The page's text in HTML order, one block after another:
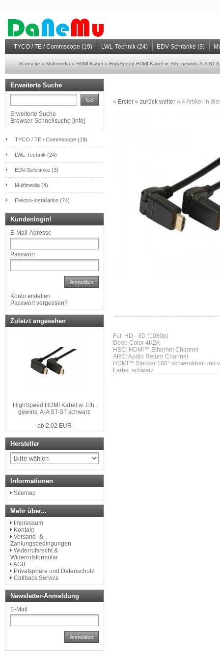
TYCO / TE / Commscope (19) LWL-Technik (24) EDV-Schränke (3)
Startseite » Multimedia » HDMI-Kabel » HighSpeed HDMI Kabel w. Eth. gewink. A-A ST-
« Erster « zurück weiter » 4Artikel in
Full HD - 3D (1080p)
Deep Color 4K2K
HEC: HDMI™ Ethernet Channel
ARC: Audio Return Channel
HDMI™ Stecker 180° schwenkbar und
Farbe: schwarz
Erweiterte Suche
Go
Erweiterte Suche
Browser-Schnellsuche [info]
TYCO / TE / Commscope (19)
LWL-Technik (24)
EDV-Schränke (3)
Multimedia (4)
Elektro-Installation (74)
Kundenlogin!
E-Mail-Adresse
Passwort
Anmelden
Konto erstellen
Passwort vergessen?
Zuletzt angesehen
HighSpeed HDMI Kabel w. Eth.
gewink. A-A ST-ST schwarz
ab 2,02 EUR
Hersteller
Informationen
Sitemap
Mehr über...
Impressum
Kontakt
Versand- &
Zahlungsbedingungen
Widerrufsrecht &
Widerrufsformular
AGB
Privatsphäre und Datenschutz
Callback Service
Newsletter-Anmeldung
E-Mail
Anmelden